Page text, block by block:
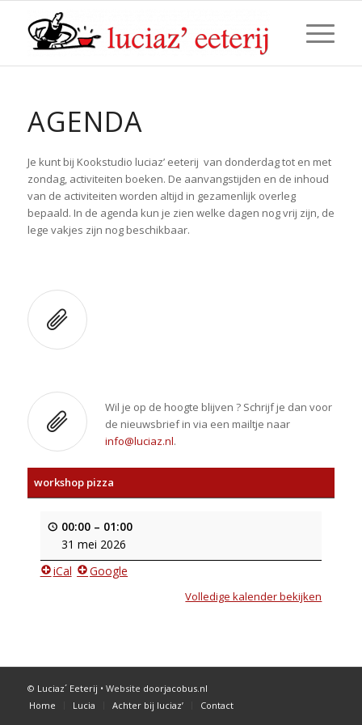
AGENDA
Je kunt bij Kookstudio luciaz’ eeterij van donderdag tot en met
zondag, activiteiten boeken. De aanvangstijden en de inhoud
van de activiteiten worden altijd in gezamenlijk overleg
bepaald. In de agenda kun je zien welke dagen nog vrij zijn, de
lege vakjes zijn nog beschikbaar.
Wil je op de hoogte blijven ? Schrijf je dan voor
de nieuwsbrief in via een mailtje naar
info@luciaz.nl.
workshop pizza
00:00 – 01:00
31 mei 2026
iCal
Google
Volledige kalender bekijken
© Luciaz´ Eeterij • Website doorjacobus.nl
Home
Lucia Achter bij luciaz’ Contact